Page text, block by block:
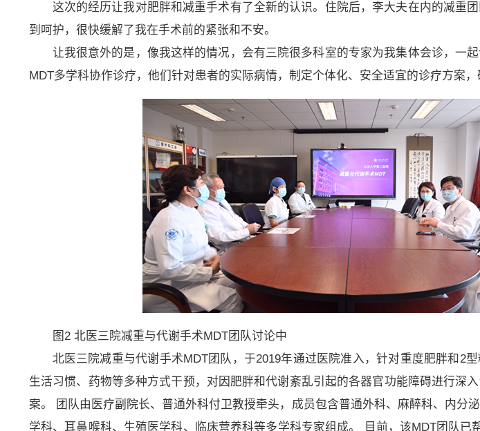
这次的经历让我对肥胖和减重手术有了全新的认识。住院后，李大夫在内的减重
到呵护，很快缓解了我在手术前的紧张和不安。
让我很意外的是，像我这样的情况，会有三院很多科室的专家为我集体会诊，一
MDT多学科协作诊疗，他们针对患者的实际病情，制定个体化、安全适宜的诊疗方案，
图2 北医三院减重与代谢手术MDT团队讨论中
北医三院减重与代谢手术MDT团队，于2019年通过医院准入，针对重度肥胖和2
生活习惯、药物等多种方式干预，对因肥胖和代谢紊乱引起的各器官功能障碍进行深
案。 团队由医疗副院长、普通外科付卫教授牵头，成员包含普通外科、麻醉科、内分
学科、耳鼻喉科、生殖医学科、临床营养科等多学科专家组成。 目前，该MDT团队已